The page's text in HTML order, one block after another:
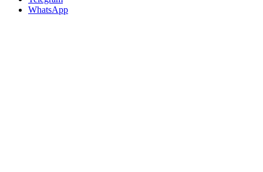
WhatsApp